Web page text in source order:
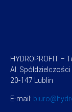
HYDROPROFIT –
Al.
20-147 Lublin
E-mail: